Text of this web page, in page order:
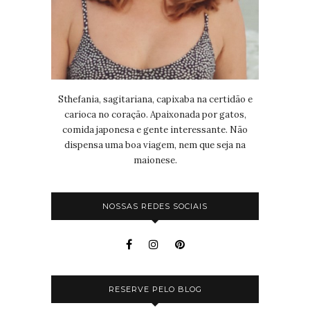
Sthefania, sagitariana, capixaba na certidão e
carioca no coração. Apaixonada por gatos,
comida japonesa e gente interessante. Não
dispensa uma boa viagem, nem que seja na
maionese.
NOSSAS REDES SOCIAIS
RESERVE PELO BLOG